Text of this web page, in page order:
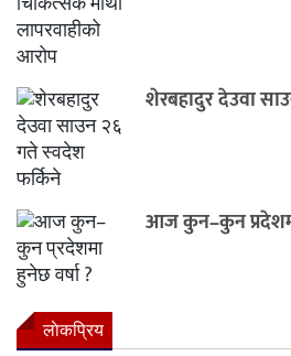
शेरबहादुर देउवा
आज कुन–कुन
लाेकप्रिय